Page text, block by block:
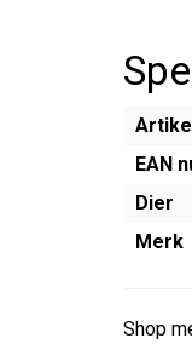
EAN
Dier
Merk
Shop